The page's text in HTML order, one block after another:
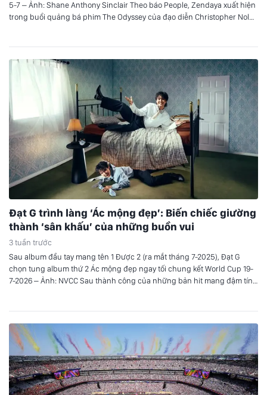
5-7 – Ảnh: Shane Anthony Sinclair Theo báo People, Zendaya xuất hiện
trong buổi quảng bá phim The Odyssey của đạo diễn Christopher Nolan
Đạt G trình làng ‘Ác mộng đẹp’: Biến chiếc giường
thành ‘sân khấu’ của những buồn vui
3 tuần trước
Sau album đầu tay mang tên 1 Được 2 (ra mắt tháng 7-2025), Đạt G
chọn tung album thứ 2 Ác mộng đẹp ngay tối chung kết World Cup 19-
7-2026 – Ảnh: NVCC Sau thành công của những bản hit mang đậm tính